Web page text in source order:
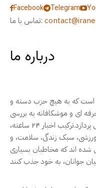
Facebook Telegram
تماس با ما:
درباره ما
است که به هیچ حزب دسته و
ای و موشکافانه به بررسی
مهمترین رویدادهای ایران و خاورمیانه می پردازد.ترکیب اخبار ۲۴ ساعته،
سبک زندگی، سلامت، و
شده اند که مخاطبان بسیاری